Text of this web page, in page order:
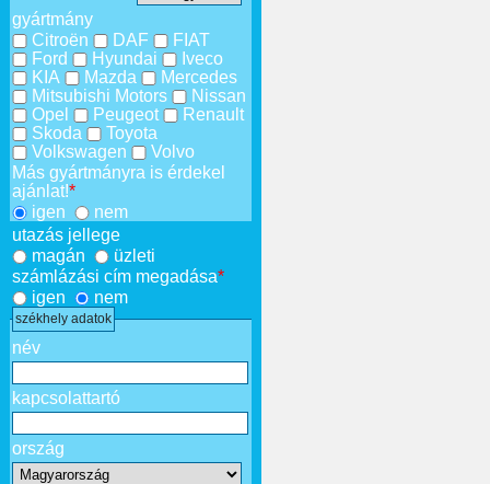
gyártmány
Citroën
DAF
FIAT
Ford
Hyundai
Iveco
KIA
Mazda
Mercedes
Mitsubishi Motors
Nissan
Opel
Peugeot
Renault
Skoda
Toyota
Volkswagen
Volvo
Más gyártmányra is érdekel
ajánlat!*
igen
nem
utazás jellege
magán
üzleti
számlázási cím megadása*
igen
nem
székhely adatok
név
kapcsolattartó
ország